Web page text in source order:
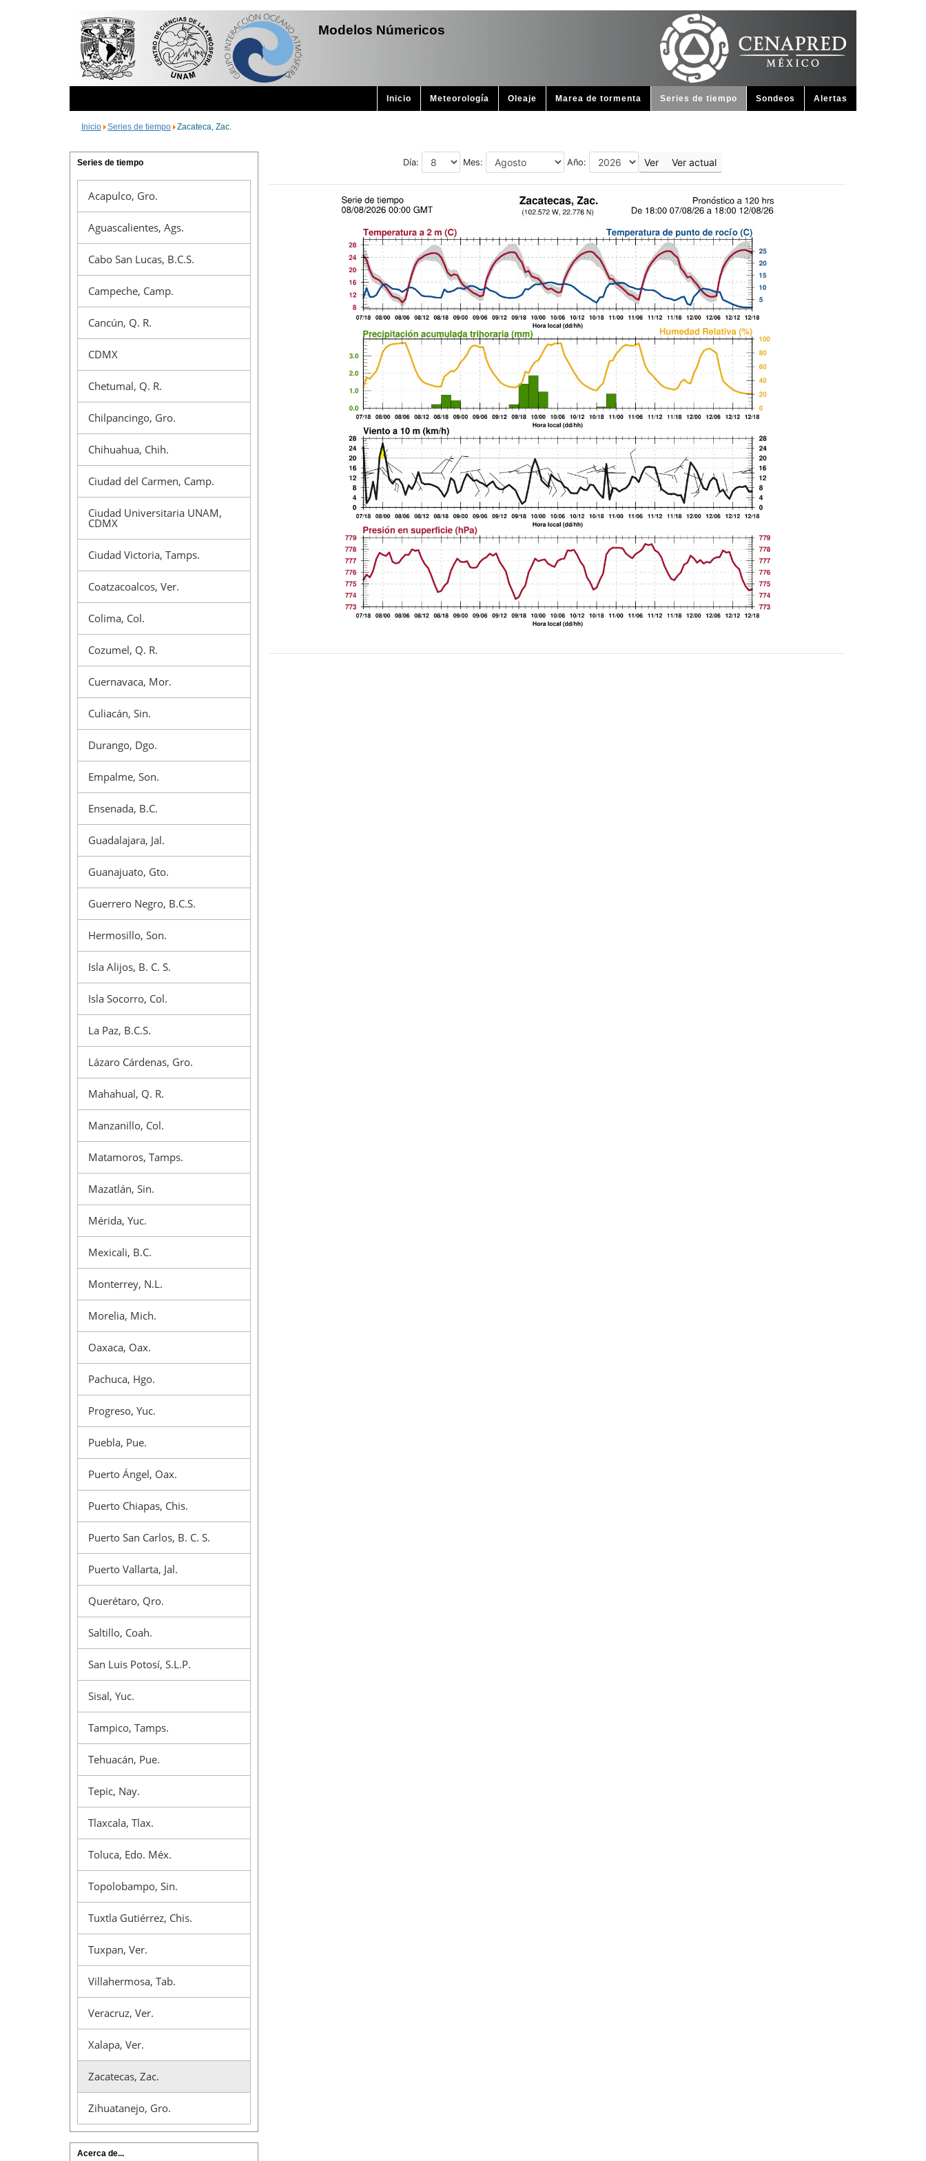
Modelos Númericos
Inicio Meteorología Oleaje Marea de tormenta Series de tiempo Sondeos Alertas
Inicio Series de tiempo Zacateca, Zac.
Series de tiempo
Acapulco, Gro.
Aguascalientes, Ags.
Cabo San Lucas, B.C.S.
Campeche, Camp.
Cancún, Q. R.
CDMX
Chetumal, Q. R.
Chilpancingo, Gro.
Chihuahua, Chih.
Ciudad del Carmen, Camp.
Ciudad Universitaria UNAM,
CDMX
Ciudad Victoria, Tamps.
Coatzacoalcos, Ver.
Colima, Col.
Cozumel, Q. R.
Cuernavaca, Mor.
Culiacán, Sin.
Durango, Dgo.
Empalme, Son.
Ensenada, B.C.
Guadalajara, Jal.
Guanajuato, Gto.
Guerrero Negro, B.C.S.
Hermosillo, Son.
Isla Alijos, B. C. S.
Isla Socorro, Col.
La Paz, B.C.S.
Lázaro Cárdenas, Gro.
Mahahual, Q. R.
Manzanillo, Col.
Matamoros, Tamps.
Mazatlán, Sin.
Mérida, Yuc.
Mexicali, B.C.
Monterrey, N.L.
Morelia, Mich.
Oaxaca, Oax.
Pachuca, Hgo.
Progreso, Yuc.
Puebla, Pue.
Puerto Ángel, Oax.
Puerto Chiapas, Chis.
Puerto San Carlos, B. C. S.
Puerto Vallarta, Jal.
Querétaro, Qro.
Saltillo, Coah.
San Luis Potosí, S.L.P.
Sisal, Yuc.
Tampico, Tamps.
Tehuacán, Pue.
Tepic, Nay.
Tlaxcala, Tlax.
Toluca, Edo. Méx.
Topolobampo, Sin.
Tuxtla Gutiérrez, Chis.
Tuxpan, Ver.
Villahermosa, Tab.
Veracruz, Ver.
Xalapa, Ver.
Zacatecas, Zac.
Zihuatanejo, Gro.
Acerca de...